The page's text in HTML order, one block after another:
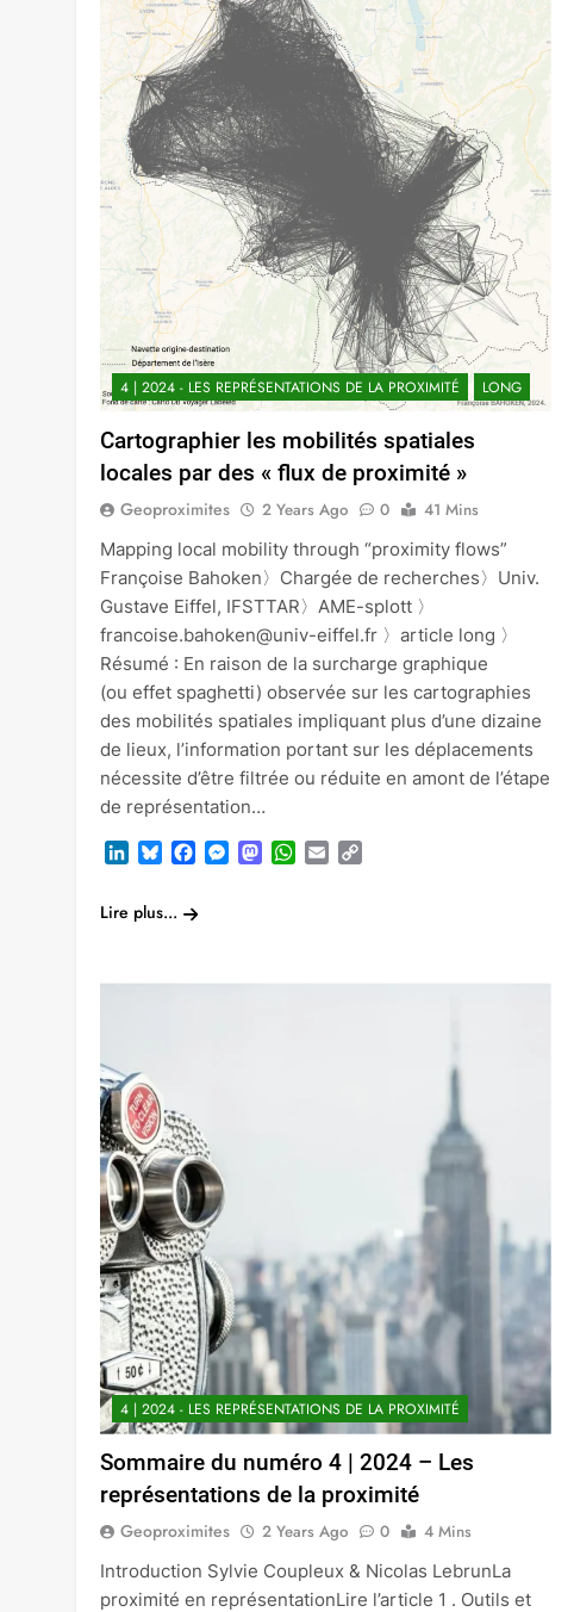
4 | 2024 - LES REPRÉSENTATIONS DE LA PROXIMITÉ LONG
Cartographier les mobilités spatiales
locales par des « flux de proximité »
Geoproximites 2 Years Ago 0
41 Mins
Mapping local mobility through “proximity flows”
Françoise Bahoken〉Chargée de recherches〉Univ.
Gustave Eiffel, IFSTTAR〉AME-splott 〉
francoise.bahoken@univ-eiffel.fr 〉article long 〉
Résumé : En raison de la surcharge graphique
(ou effet spaghetti) observée sur les cartographies
des mobilités spatiales impliquant plus d’une dizaine
de lieux, l’information portant sur les déplacements
nécessite d’être filtrée ou réduite en amont de l’étape
de représentation…
LinkedInBlueskyFacebook
Messenger
Mastodon
WhatsApp
Email
Lire plus...
4 | 2024 - LES REPRÉSENTATIONS DE LA PROXIMITÉ
Sommaire du numéro 4 | 2024 – Les
représentations de la proximité
Geoproximites 2 Years Ago 0
4 Mins
Introduction Sylvie Coupleux & Nicolas LebrunLa
proximité en représentationLire l’article 1 . Outils et